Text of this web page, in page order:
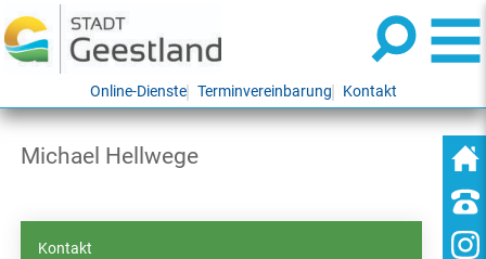
Online-Dienste Terminvereinbarung Kontakt
Michael Hellwege
Kontakt